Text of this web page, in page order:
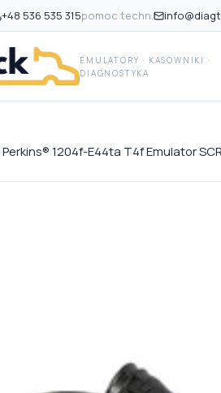
+48 536 535 315pomoc techn.
EMULATORY · KASOWNIKI ·
DIAGNOSTYKA
Perkins® 1204f-E44ta T4f Emulator